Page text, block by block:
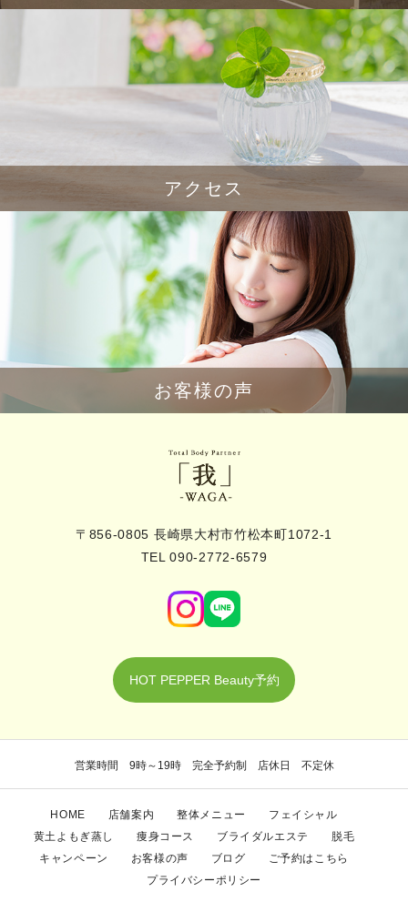
アクセス
お客様の声
〒856-0805 長崎県大村市竹松本町1072-1
TEL 090-2772-6579
HOT PEPPER Beauty予約
営業時間 9時～19時 完全予約制 店休日 不定休
HOME 店舗案内 整体メニュー
フェイシャル
黄土よもぎ蒸し
痩身コース ブライダルエステ
脱毛
キャンペーン
お客様の声 ブログ
ご予約はこちら
プライバシーポリシー